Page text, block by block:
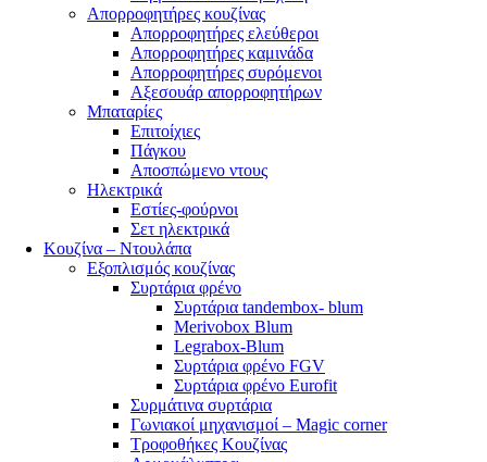
Απορροφητήρες κουζίνας
Απορροφητήρες ελεύθεροι
Απορροφητήρες καμινάδα
Απορροφητήρες συρόμενοι
Αξεσουάρ απορροφητήρων
Μπαταρίες
Επιτοίχιες
Πάγκου
Αποσπώμενο ντους
Ηλεκτρικά
Εστίες-φούρνοι
Σετ ηλεκτρικά
Κουζίνα – Ντουλάπα
Εξοπλισμός κουζίνας
Συρτάρια φρένο
Συρτάρια tandembox- blum
Merivobox Blum
Legrabox-Blum
Συρτάρια φρένο FGV
Συρτάρια φρένο Eurofit
Συρμάτινα συρτάρια
Γωνιακοί μηχανισμοί – Magic corner
Τροφοθήκες Κουζίνας